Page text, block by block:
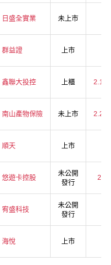
日盛全實業 未上市
群益證 上市
鑫聯大投控 上櫃
南山產物保險 未上市
順天 上市
悠遊卡控股
未公開
發行
宥盛科技
未公開
發行
海悅 上市